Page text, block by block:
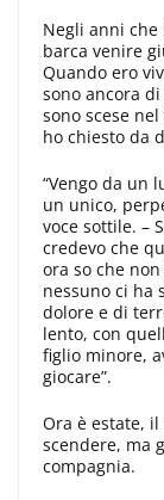
Negli anni che
barca venire
Quando ero
sono ancora
sono scese
ho chiesto da
“Vengo da un
un unico,
voce sottile. –
credevo che
ora so che
nessuno ci ha
dolore e di
lento, con
figlio minore,
giocare”.
Ora è estate,
scendere, ma
compagnia.